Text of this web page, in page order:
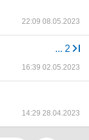
22:09 08.05.2023
... 2
16:39 02.05.2023
14:29 28.04.2023